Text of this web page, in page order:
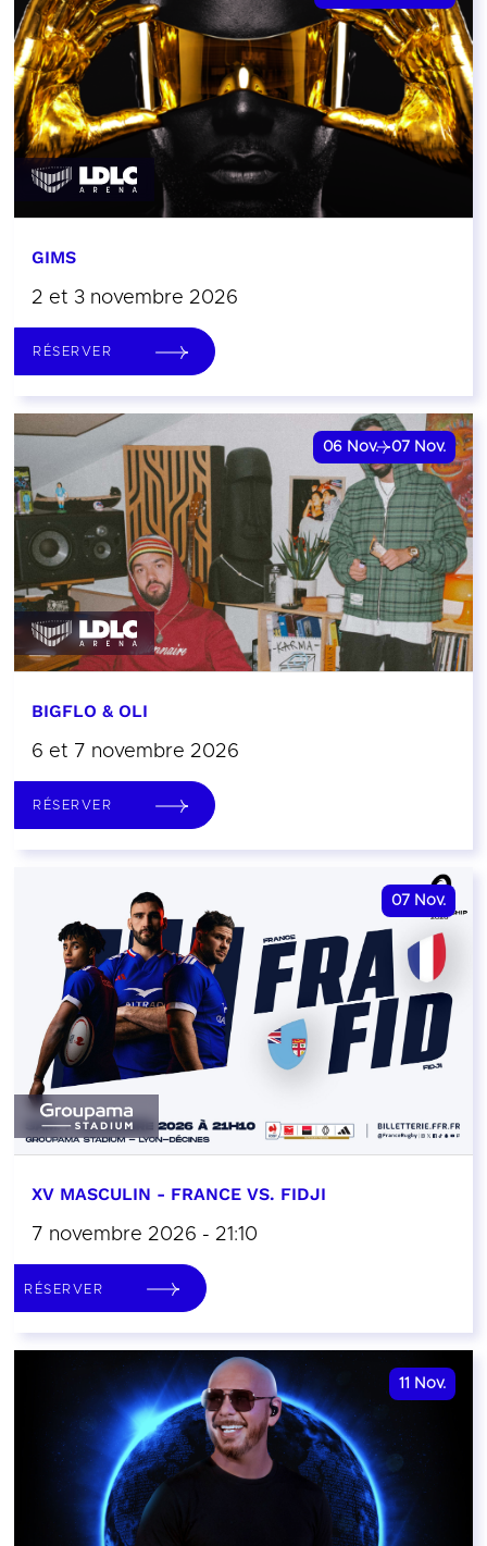
GIMS
2 et 3 novembre 2026
RÉSERVER
06 Nov. 07 Nov.
BIGFLO & OLI
6 et 7 novembre 2026
RÉSERVER
07 Nov.
XV MASCULIN - FRANCE VS. FIDJI
7 novembre 2026 - 21:10
RÉSERVER
11 Nov.